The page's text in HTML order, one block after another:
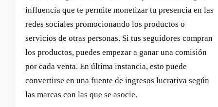
influencia que te permite monetizar tu presencia en las
redes sociales promocionando los productos o
servicios de otras personas. Si tus seguidores compran
los productos, puedes empezar a ganar una comisión
por cada venta. En última instancia, esto puede
convertirse en una fuente de ingresos lucrativa según
las marcas con las que se asocie.